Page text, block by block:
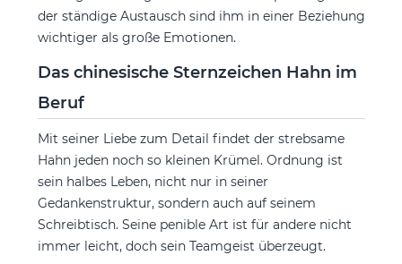
der ständige Austausch sind ihm in einer Beziehung
wichtiger als große Emotionen.
Das chinesische Sternzeichen Hahn im
Beruf
Mit seiner Liebe zum Detail findet der strebsame
Hahn jeden noch so kleinen Krümel. Ordnung ist
sein halbes Leben, nicht nur in seiner
Gedankenstruktur, sondern auch auf seinem
Schreibtisch. Seine penible Art ist für andere nicht
immer leicht, doch sein Teamgeist überzeugt.